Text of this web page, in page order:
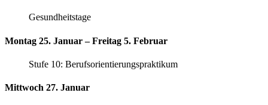
Gesundheitstage
Montag 25. Januar – Freitag 5. Februar
Stufe 10: Berufsorientierungspraktikum
Mittwoch 27. Januar